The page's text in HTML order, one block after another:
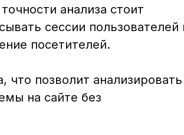
анализа стоит
сессии пользователей
посетителей.
что позволит анализировать
на сайте без